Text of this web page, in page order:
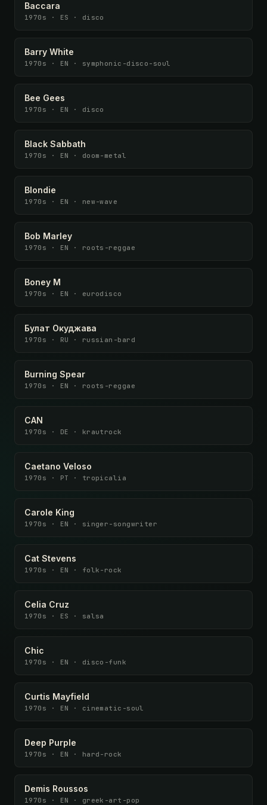
Baccara
1970s · ES · disco
Barry White
1970s · EN · symphonic-disco-soul
Bee Gees
1970s · EN · disco
Black Sabbath
1970s · EN · doom-metal
Blondie
1970s · EN · new-wave
Bob Marley
1970s · EN · roots-reggae
Boney M
1970s · EN · eurodisco
Булат Окуджава
1970s · RU · russian-bard
Burning Spear
1970s · EN · roots-reggae
CAN
1970s · DE · krautrock
Caetano Veloso
1970s · PT · tropicalia
Carole King
1970s · EN · singer-songwriter
Cat Stevens
1970s · EN · folk-rock
Celia Cruz
1970s · ES · salsa
Chic
1970s · EN · disco-funk
Curtis Mayfield
1970s · EN · cinematic-soul
Deep Purple
1970s · EN · hard-rock
Demis Roussos
1970s · EN · greek-art-pop